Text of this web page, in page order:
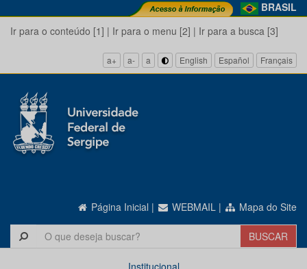
BRASIL
Ir para o conteúdo [1] | Ir para o menu [2] | Ir para a busca [3]
a+ a- a English Español Français
Página Inicial | WEBMAIL | Mapa do Site
Institucional